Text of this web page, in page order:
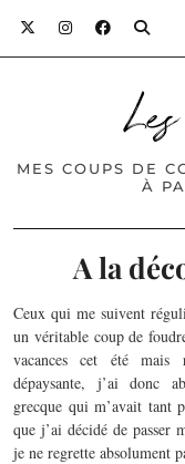
MES COUPS DE
À
A la
Ceux qui me suivent
un véritable coup de
vacances cet été mais
dépaysante, j’ai donc
grecque qui m’avait tant
que j’ai décidé de passer
je ne regrette absolument